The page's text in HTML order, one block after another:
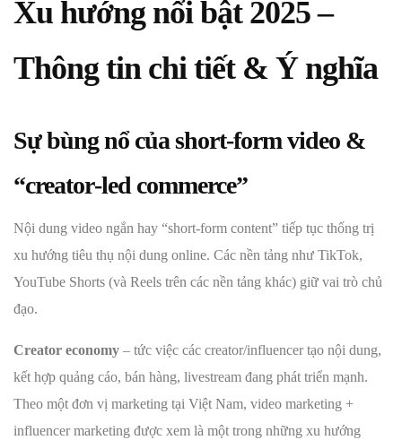
Xu hướng nổi bật 2025 –
Thông tin chi tiết & Ý nghĩa
Sự bùng nổ của short‑form video &
“creator‑led commerce”
Nội dung video ngắn hay “short‑form content” tiếp tục thống trị
xu hướng tiêu thụ nội dung online. Các nền tảng như TikTok,
YouTube Shorts (và Reels trên các nền tảng khác) giữ vai trò chủ
đạo.
Creator economy – tức việc các creator/influencer tạo nội dung,
kết hợp quảng cáo, bán hàng, livestream đang phát triển mạnh.
Theo một đơn vị marketing tại Việt Nam, video marketing +
influencer marketing được xem là một trong những xu hướng